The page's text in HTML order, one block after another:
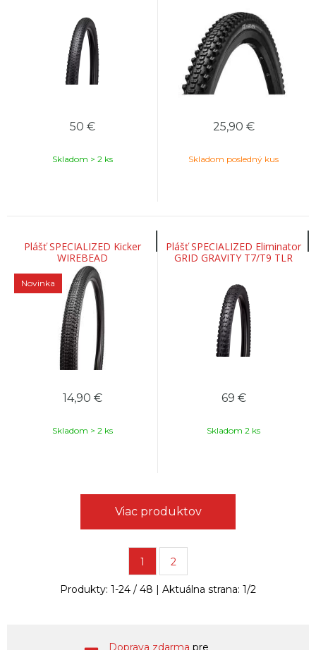
50 €
Skladom > 2 ks
25,90 €
Skladom posledný kus
Plášť SPECIALIZED Kicker
WIREBEAD
Novinka
14,90 €
Skladom > 2 ks
Plášť SPECIALIZED Eliminator
GRID GRAVITY T7/T9 TLR
69 €
Skladom 2 ks
Viac produktov
1 2
Produkty: 1-24 / 48 | Aktuálna strana: 1/2
Doprava zdarma pre